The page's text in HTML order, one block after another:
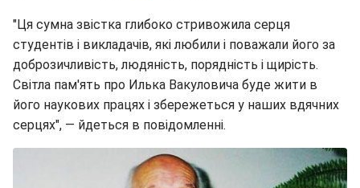
"Ця сумна звістка глибоко стривожила серця
студентів і викладачів, які любили і поважали його за
доброзичливість, людяність, порядність і щирість.
Світла пам'ять про Илька Вакуловича буде жити в
його наукових працях і збережеться у наших вдячних
серцях", — йдеться в повідомленні.